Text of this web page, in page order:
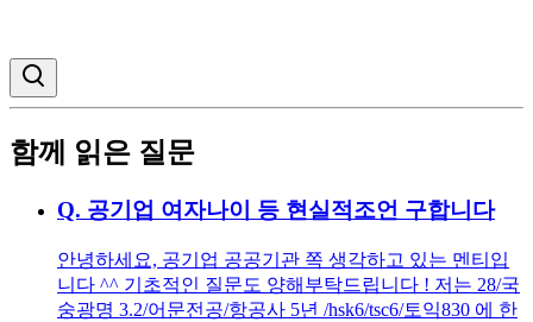
함께 읽은 질문
Q. 공기업 여자나이 등 현실적조언 구합니다
안녕하세요, 공기업 공공기관 쪽 생각하고 있는 멘티입
니다 ^^ 기초적인 질문도 양해부탁드립니다 ! 저는 28/국
숭광명 3.2/어문전공/항공사 5년 /hsk6/tsc6/토익830 에 한